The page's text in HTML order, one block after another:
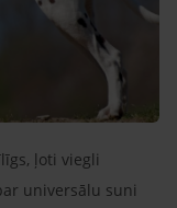
ļoti viegli
universālu suni